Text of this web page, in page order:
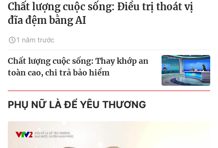
Chất lượng cuộc sống: Điều trị thoát vị
đĩa đệm bằng AI
1 năm trước
Chất lượng cuộc sống: Thay khớp an
toàn cao, chi trả bảo hiểm
PHỤ NỮ LÀ ĐỂ YÊU THƯƠNG